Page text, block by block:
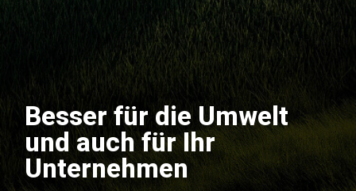
Besser für die Umwelt
und auch für Ihr
Unternehmen